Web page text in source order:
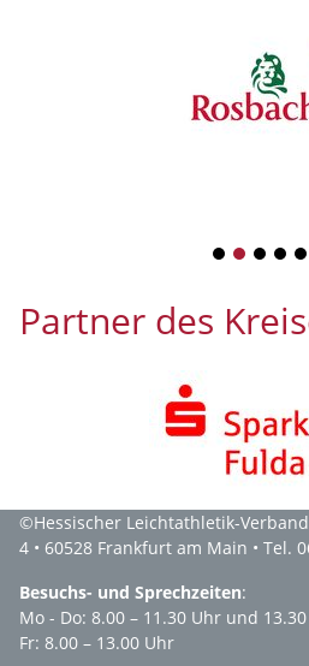
1 2 3 4 5
Partner des
©Hessischer Leichtathletik-
4 • 60528 Frankfurt am Main • Tel.
Besuchs- und Sprechzeiten:
Mo - Do: 8.00 – 11.30 Uhr und
Fr: 8.00 – 13.00 Uhr